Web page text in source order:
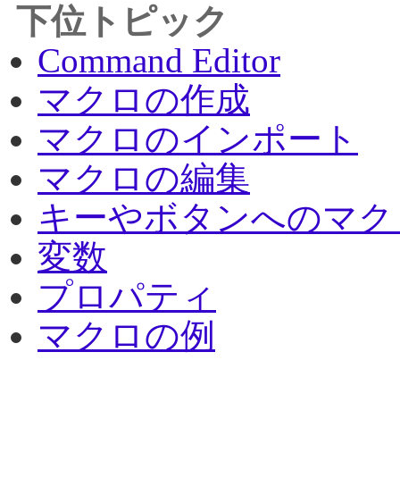
下位トピック
Command Editor
マクロの作成
マクロのインポート
マクロの編集
キーやボタンへのマ
変数
プロパティ
マクロの例